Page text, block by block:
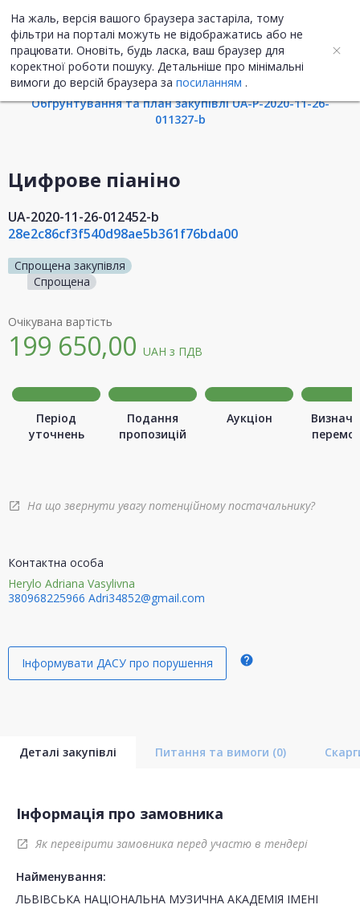
На жаль, версія вашого браузера застаріла, тому
фільтри на порталі можуть не відображатись або не
працювати. Оновіть, будь ласка, ваш браузер для
коректної роботи пошуку. Детальніше про мінімальні
вимоги до версій браузера за посиланням .
UA ENG
Інформація про закупівлю
Обгрунтування та план закупівлі UA-P-2020-11-26-
011327-b
Цифрове піаніно
UA-2020-11-26-012452-b
28e2c86cf3f540d98ae5b361f76bda00
Спрощена закупівля
Спрощена
Очікувана вартість
199 650,00 UAH з ПДВ
Період
уточнень
Подання
пропозицій
Аукціон
open_in_new На що звернути увагу потенційному постачальнику?
Контактна особа
Herylo Adriana Vasylivna
380968225966 Adri34852@gmail.com
Інформувати ДАСУ про порушення help
Деталі закупівлі Питання та вимоги (0)
Інформація про замовника
open_in_new Як перевірити замовника перед участю в тендері
Найменування:
ЛЬВІВСЬКА НАЦІОНАЛЬНА МУЗИЧНА АКАДЕМІЯ ІМЕНІ